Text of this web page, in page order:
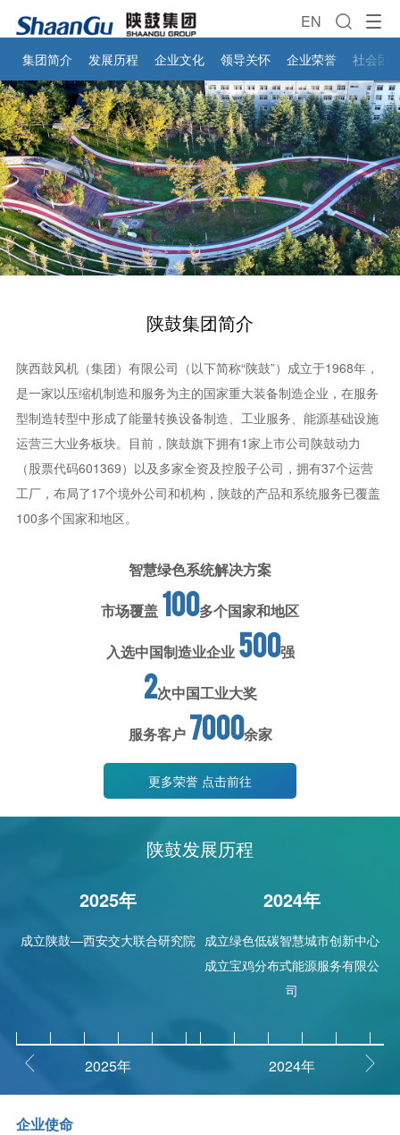
EN
集团简介 发展历程 企业文化 领导关怀 企业荣誉 社会团
陕鼓集团简介
陕西鼓风机（集团）有限公司（以下简称“陕鼓”）成立于1968年，
是一家以压缩机制造和服务为主的国家重大装备制造企业，在服务
型制造转型中形成了能量转换设备制造、工业服务、能源基础设施
运营三大业务板块。目前，陕鼓旗下拥有1家上市公司陕鼓动力
（股票代码601369）以及多家全资及控股子公司，拥有37个运营
工厂，布局了17个境外公司和机构，陕鼓的产品和系统服务已覆盖
100多个国家和地区。
智慧绿色系统解决方案
市场覆盖 100多个国家和地区
入选中国制造业企业 500强
2次中国工业大奖
服务客户 7000余家
更多荣誉 点击前往
陕鼓发展历程
2025年
成立陕鼓—西安交大联合研究院
2025年
2024年
成立绿色低碳智慧城市创新中心
成立宝鸡分布式能源服务有限公
司
成立西安陕鼓能源发展有限责任
公司
2024年
 
企业使命